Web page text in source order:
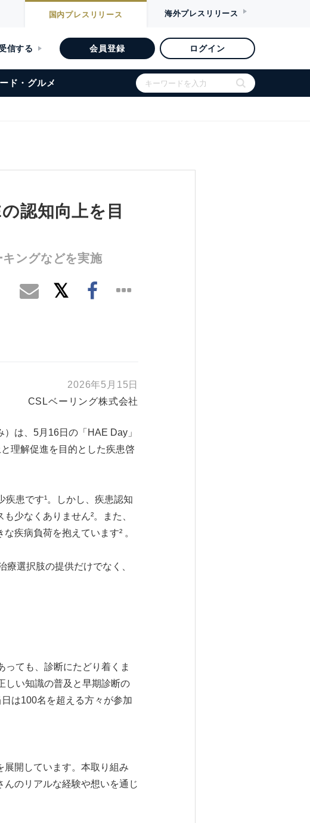
国内プレスリリース 海外プレスリリース
信する 会員登録 ログイン
ド・グルメ
認知向上を目
ングなどを実施
2026年5月15日
CSLベーリング株式会社
は、5月16日の「HAE Day」
理解促進を目的とした疾患啓
患です¹。しかし、疾患認知
少なくありません²。また、
疾病負荷を抱えています² 。
選択肢の提供だけでなく、
ても、診断にたどり着くま
しい知識の普及と早期診断の
は100名を超える方々が参加
開しています。本取り組み
のリアルな経験や想いを通じ